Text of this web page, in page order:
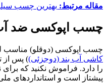
مقاله مرتبط: بهترین چسب
چسب اپوکسی ضد
چسب اپوکسی (دوقلو) مناسب
کاشی آب بند (دوجزئی)
را دارد. فراموش نکنید که
پیشتاز است و استانداردهای